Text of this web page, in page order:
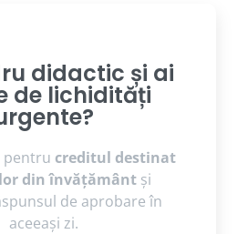
didactic și ai
de lichidități
pentru creditul destinat
din învățământși
de aprobare în
aceeași zi.